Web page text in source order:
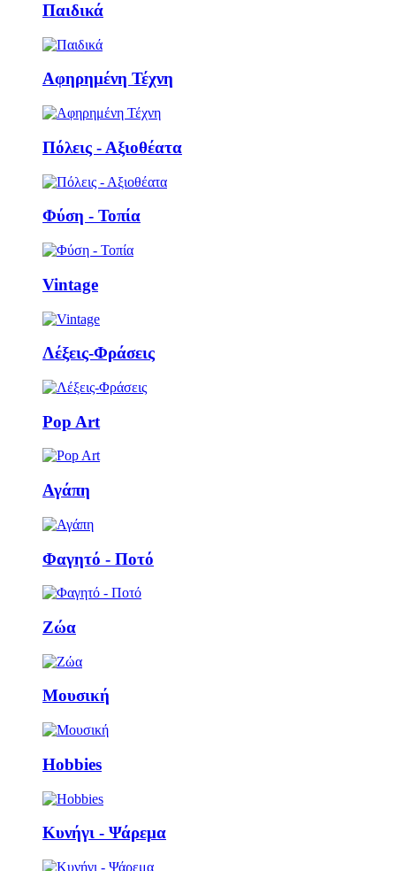
Παιδικά
Αφηρημένη Τέχνη
Πόλεις - Αξιοθέατα
Φύση - Τοπία
Vintage
Λέξεις-Φράσεις
Pop Art
Αγάπη
Φαγητό - Ποτό
Ζώα
Μουσική
Ηobbies
Κυνήγι - Ψάρεμα